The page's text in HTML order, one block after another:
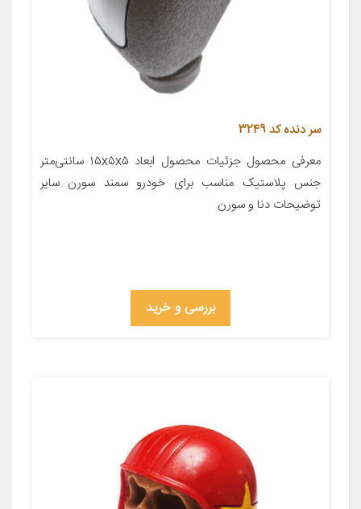
سر دنده کد 3249
معرفی محصول جزئیات محصول ابعاد ۱۵x۵x۵ سانتی‌متر
جنس پلاستیک مناسب برای خودرو سمند سورن سایر
توضیحات دنا و سورن
بررسی و خرید